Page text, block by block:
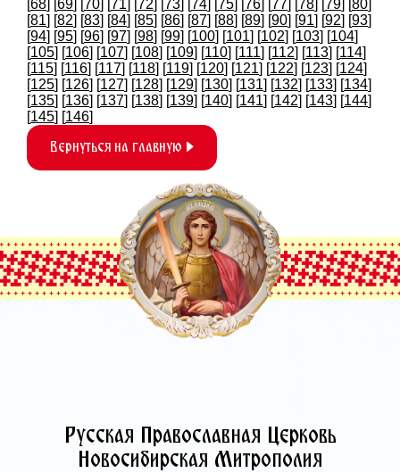
[68] [69] [70] [71] [72] [73] [74] [75] [76] [77] [78] [79] [80]
[81] [82] [83] [84] [85] [86] [87] [88] [89] [90] [91] [92] [93]
[94] [95] [96] [97] [98] [99] [100] [101] [102] [103] [104]
[105] [106] [107] [108] [109] [110] [111] [112] [113] [114]
[115] [116] [117] [118] [119] [120] [121] [122] [123] [124]
[125] [126] [127] [128] [129] [130] [131] [132] [133] [134]
[135] [136] [137] [138] [139] [140] [141] [142] [143] [144]
[145] [146]
Вернуться на главную
Русская Православная Церковь­
Новосибирская Митрополия